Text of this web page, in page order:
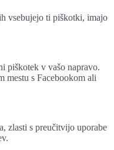
vsebujejo ti piškotki, imajo
piškotek v vašo napravo.
mestu s Facebookom ali
zlasti s preučitvijo uporabe